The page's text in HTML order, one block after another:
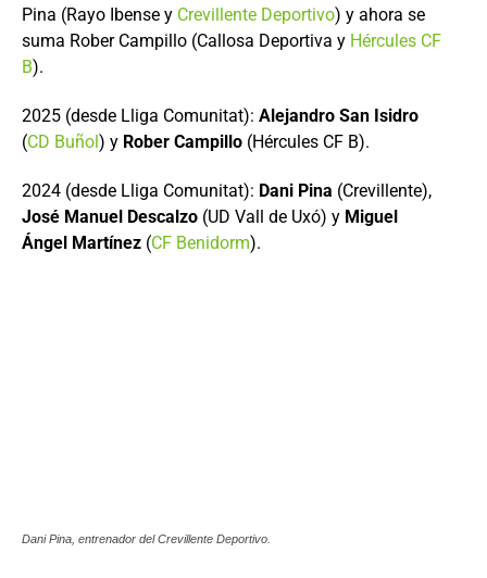
Pina (Rayo Ibense y Crevillente Deportivo) y ahora se
suma Rober Campillo (Callosa Deportiva y Hércules CF
B).
2025 (desde Lliga Comunitat): Alejandro San Isidro
(CD Buñol) y Rober Campillo (Hércules CF B).
2024 (desde Lliga Comunitat): Dani Pina (Crevillente),
José Manuel Descalzo (UD Vall de Uxó) y Miguel
Ángel Martínez (CF Benidorm).
Dani Pina, entrenador del Crevillente Deportivo.